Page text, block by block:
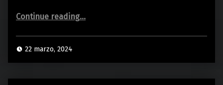
Continue reading“Cómo MEJORAR el AUDIO de tus CLASES ONLINE”
…
22 marzo, 2024